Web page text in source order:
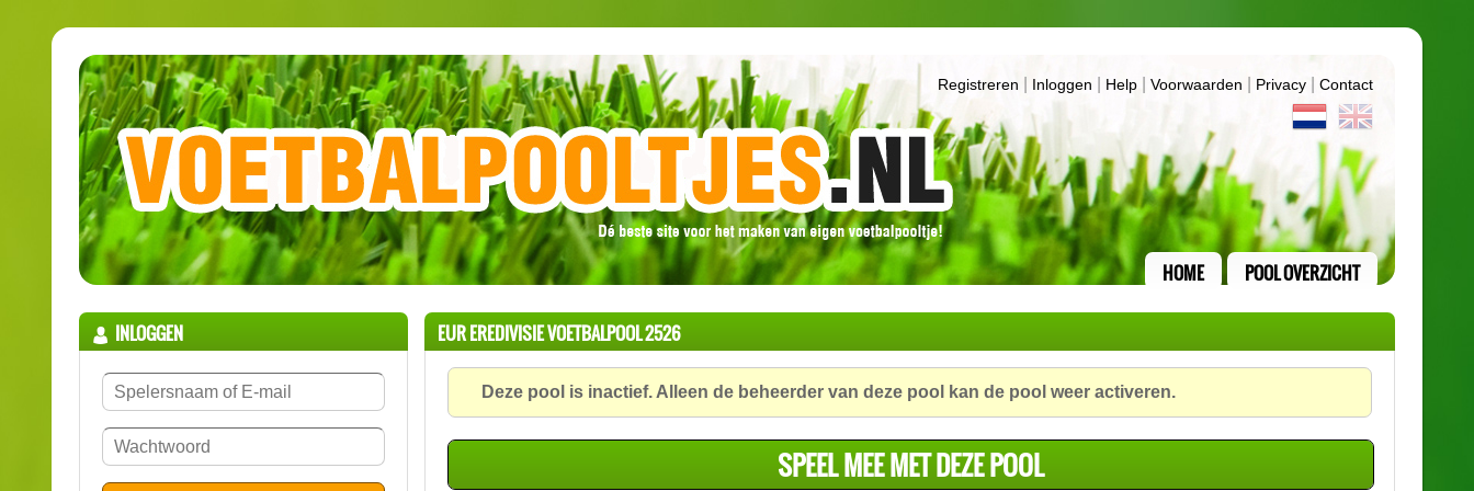
Registreren Inloggen Help Voorwaarden Privacy Contact
POOL OVERZICHT
HOME
INLOGGEN EUR EREDIVISIE VOETBALPOOL 2526
Deze pool is inactief. Alleen de beheerder van deze pool kan de pool weer activeren.
SPEEL MEE MET DEZE POOL